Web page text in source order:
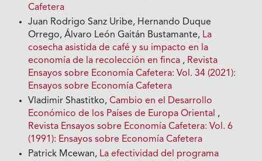
Cafetera
Juan Rodrigo Sanz Uribe, Hernando Duque
Orrego, Álvaro León Gaitán Bustamante, La
cosecha asistida de café y su impacto en la
economía de la recolección en finca , Revista
Ensayos sobre Economía Cafetera: Vol. 34 (2021):
Ensayos sobre Economía Cafetera
Vladimir Shastitko,Cambio en el Desarrollo
Económico de los Países de Europa Oriental ,
Revista Ensayos sobre Economía Cafetera: Vol. 6
(1991): Ensayos sobre Economía Cafetera
Patrick Mcewan, La efectividad del programa